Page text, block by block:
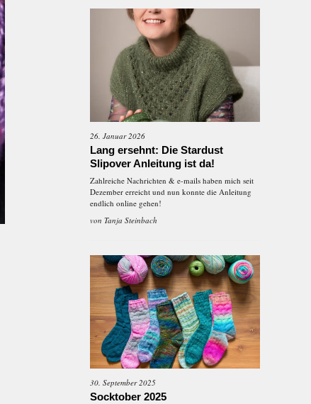
26. Januar 2026
Lang ersehnt: Die Stardust
Slipover Anleitung ist da!
Zahlreiche Nachrichten & e-mails haben mich seit
Dezember erreicht und nun konnte die Anleitung
endlich online gehen!
von Tanja Steinbach
30. September 2025
Socktober 2025